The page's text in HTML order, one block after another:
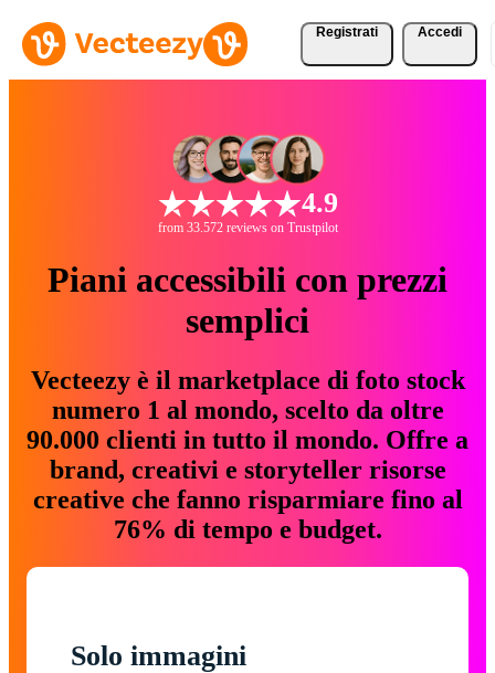
Registrati Accedi
4.9
from 33.572 reviews on Trustpilot
Piani accessibili con prezzi
semplici
Vecteezy è il marketplace di foto stock
numero 1 al mondo, scelto da oltre
90.000 clienti in tutto il mondo. Offre a
brand, creativi e storyteller risorse
creative che fanno risparmiare fino al
76% di tempo e budget.
Solo immagini